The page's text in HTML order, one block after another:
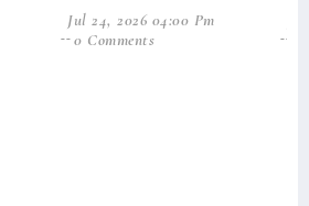
Jul 24, 2026 04:00 Pm
0 Comments